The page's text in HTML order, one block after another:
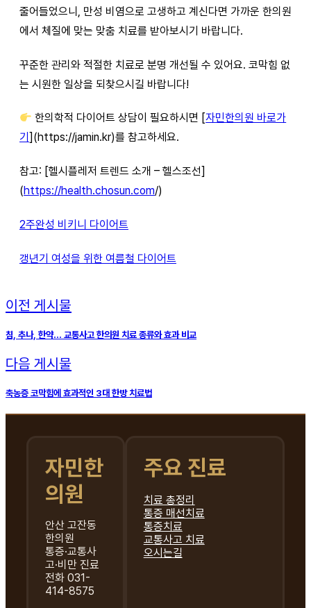
줄어들었으니, 만성 비염으로 고생하고 계신다면 가까운 한의원
에서 체질에 맞는 맞춤 치료를 받아보시기 바랍니다.
꾸준한 관리와 적절한 치료로 분명 개선될 수 있어요. 코막힘 없
는 시원한 일상을 되찾으시길 바랍니다!
한의학적 다이어트 상담이 필요하시면 [자민한의원 바로가
기 ](https://jamin.kr)를 참고하세요.
참고: [헬시플레저 트렌드 소개 – 헬스조선]
(https://health.chosun.com/)
2주완성 비키니 다이어트
갱년기 여성을 위한 여름철 다이어트
이전 게시물
침, 추나, 한약… 교통사고 한의원 치료 종류와 효과 비교
다음 게시물
축농증 코막힘에 효과적인 3대 한방 치료법
자민한
의원
안산 고잔동
한의원
통증·교통사
고·비만 진료
전화 031-
414-8575
주요 진료
치료 총정리
통증 매선치료
통증치료
교통사고 치료
오시는길